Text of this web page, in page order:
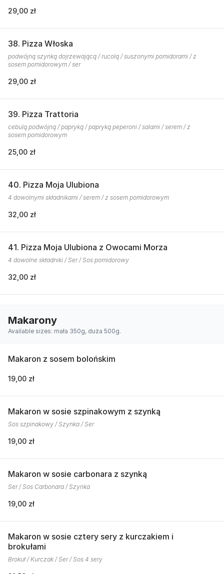
29,00 zł
38. Pizza Włoska
podwójną szynką dojrzewającą / rucolą / suszonymi pomidorami / z
sosem pomidorowym / ser
29,00 zł
39. Pizza Trattoria
cebulą podwójną / papryką / papryką peperoni / salami / serem / z
sosem pomidorowym
25,00 zł
40. Pizza Moja Ulubiona
4 dowolnymi składnikami / serem / z sosem pomidorowym
32,00 zł
41. Pizza Moja Ulubiona z Owocami Morza
4 dowolne składniki / Ser / Sos pomidorowy
32,00 zł
Makarony
Available sizes: mała 350g, duża 500g.
Makaron z sosem bolońskim
19,00 zł
Makaron w sosie szpinakowym z szynką
Sos szpinakowy / Szynka / Ser
19,00 zł
Makaron w sosie carbonara z szynką
Ser / Sos Carbonara / Szynka
19,00 zł
Makaron w sosie cztery sery z kurczakiem i
brokułami
Brokuł / Kurczak / Ser / Sos 4 sery